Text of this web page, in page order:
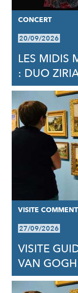
CONCERT
20/09/2026
LES MIDIS
: DUO
VISITE
27/09/2026
VISITE
VAN